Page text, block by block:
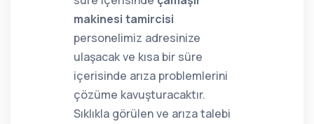
makinesi tamircisi
personelimiz adresinize
ulaşacak ve kısa bir süre
içerisinde arıza problemlerini
çözüme kavuşturacaktır.
Sıklıkla görülen ve arıza talebi